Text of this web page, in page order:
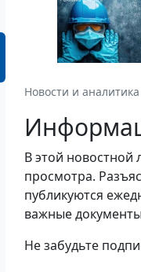
Новости и аналитика
В этой
просмотра.
публикуются
важные
Не забудьте